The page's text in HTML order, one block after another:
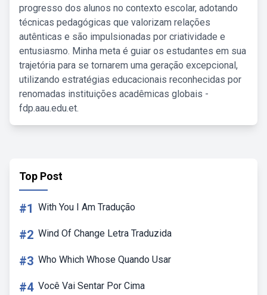
progresso dos alunos no contexto escolar, adotando
técnicas pedagógicas que valorizam relações
autênticas e são impulsionadas por criatividade e
entusiasmo. Minha meta é guiar os estudantes em sua
trajetória para se tornarem uma geração excepcional,
utilizando estratégias educacionais reconhecidas por
renomadas instituições acadêmicas globais -
fdp.aau.edu.et.
Top Post
#1 With You I Am Tradução
#2 Wind Of Change Letra Traduzida
#3 Who Which Whose Quando Usar
#4 Você Vai Sentar Por Cima